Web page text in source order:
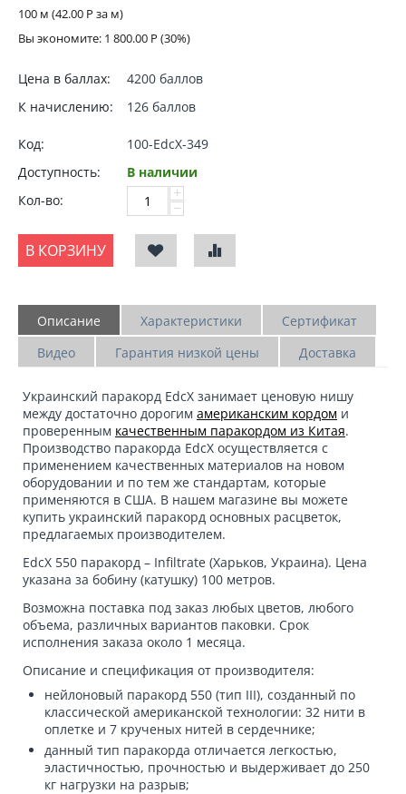
100 м (42.00 Р за м)
Вы экономите: 1 800.00 Р (30%)
Цена в баллах:
4200 баллов
К начислению:
126 баллов
Код:
100-EdcX-349
Доступность:
В наличии
Кол-во:
+
−
В КОРЗИНУ
Описание Характеристики
Сертификат
Видео
Гарантия низкой цены Доставка
Украинский паракорд EdcX занимает ценовую нишу
между достаточно дорогим американским кордом и
проверенным качественным паракордом из Китая.
Производство паракорда EdcX осуществляется с
применением качественных материалов на новом
оборудовании и по тем же стандартам, которые
применяются в США. В нашем магазине вы можете
купить украинский паракорд основных расцветок,
предлагаемых производителем.
EdcX 550 паракорд – Infiltrate (Харьков, Украина). Цена
указана за бобину (катушку) 100 метров.
Возможна поставка под заказ любых цветов, любого
объема, различных вариантов паковки. Срок
исполнения заказа около 1 месяца.
Описание и спецификация от производителя:
нейлоновый паракорд 550 (тип III), созданный по
классической американской технологии: 32 нити в
оплетке и 7 крученых нитей в сердечнике;
данный тип паракорда отличается легкостью,
эластичностью, прочностью и выдерживает до 250
кг нагрузки на разрыв;